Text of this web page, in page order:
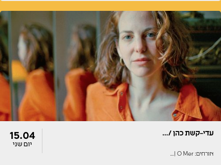
דלתות
22:00
הופעה
22:00
עדי–קשת כהן /…
אורחים: O Mer |…
15.04
יום שני